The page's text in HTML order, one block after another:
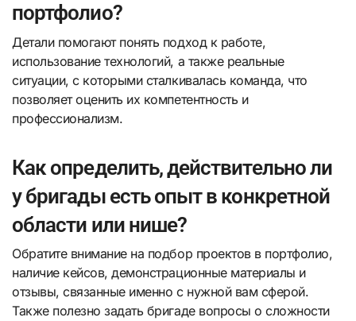
портфолио?
Детали помогают понять подход к работе,
использование технологий, а также реальные
ситуации, с которыми сталкивалась команда, что
позволяет оценить их компетентность и
профессионализм.
Как определить, действительно ли
у бригады есть опыт в конкретной
области или нише?
Обратите внимание на подбор проектов в портфолио,
наличие кейсов, демонстрационные материалы и
отзывы, связанные именно с нужной вам сферой.
Также полезно задать бригаде вопросы о сложности